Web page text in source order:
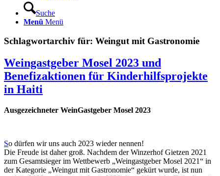
Suche
Menü Menü
Schlagwortarchiv für: Weingut mit Gastronomie
Weingastgeber Mosel 2023 und
Benefizaktionen für Kinderhilfsprojekte
in Haiti
Ausgezeichneter WeinGastgeber Mosel 2023
So dürfen wir uns auch 2023 wieder nennen!
Die Freude ist daher groß. Nachdem der Winzerhof Gietzen 2021
zum Gesamtsieger im Wettbewerb „Weingastgeber Mosel 2021“ in
der Kategorie „Weingut mit Gastronomie“ gekürt wurde, ist nun